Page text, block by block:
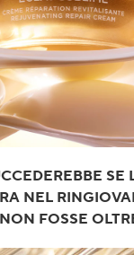
SE
NEL
FOSSE